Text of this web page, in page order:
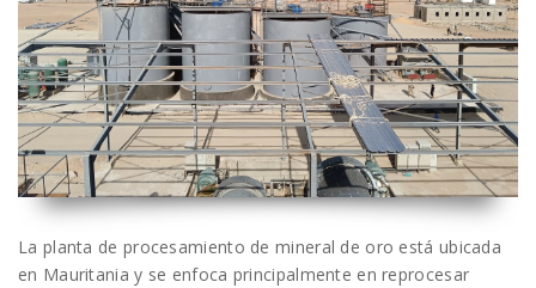
La planta de procesamiento de mineral de oro está ubicada
en Mauritania y se enfoca principalmente en reprocesar